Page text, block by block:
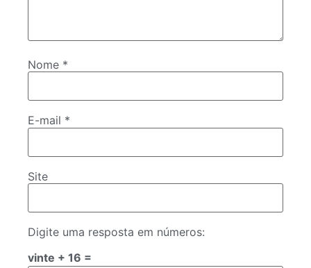
Nome *
E-mail *
Site
Digite uma resposta em números:
vinte + 16 =